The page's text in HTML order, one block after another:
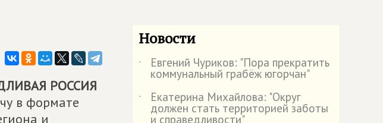
РОССИЯ
в формате
и
Новости
˙ Евгений Чуриков: "Пора прекратить
коммунальный грабёж югорчан"
˙
Екатерина Михайлова: "Округ
должен стать территорией заботы
и справедливости"